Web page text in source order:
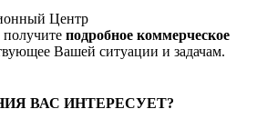
получите подробное коммерческое
Вашей ситуации и задачам.
ВАС ИНТЕРЕСУЕТ?